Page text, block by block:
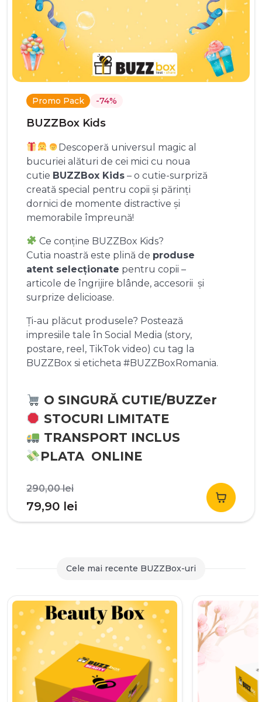
Promo Pack -74%
BUZZBox Kids
Descoperă universul magic al
bucuriei alături de cei mici cu noua
cutie BUZZBox Kids – o cutie-surpriză
creată special pentru copii și părinți
dornici de momente distractive și
memorabile împreună!
Ce conține BUZZBox Kids?
Cutia noastră este plină de produse
atent selecționate pentru copii –
articole de îngrijire blânde, accesorii și
surprize delicioase.
Ți-au plăcut produsele? Postează
impresiile tale în Social Media (story,
postare, reel, TikTok video) cu tag la
BUZZBox si eticheta #BUZZBoxRomania.
O SINGURĂ CUTIE/BUZZer
STOCURI LIMITATE
TRANSPORT INCLUS
PLATA ONLINE
290,00leiPrețul
inițial
a
290,00 lei.
79,90 lei
curent
79,90 lei.
Cele mai recente BUZZBox-uri